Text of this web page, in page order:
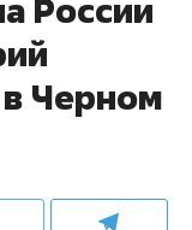
России
Черном